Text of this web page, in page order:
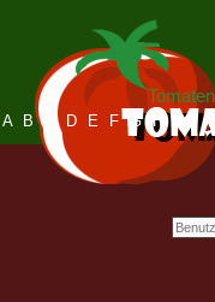
A B C D E F G H I J